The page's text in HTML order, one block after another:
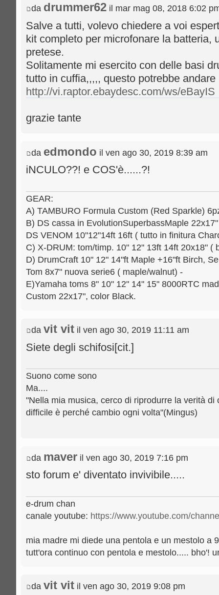
da drummer62 il mar mag 08, 2018 6:02
Salve a tutti, volevo chiedere a voi
kit completo per microfonare la batteria,
pretese.
Solitamente mi esercito con delle basi
tutto in cuffia,,,,, questo potrebbe andare
http://vi.raptor.ebaydesc.com/ws/
grazie tante
da edmondo il ven ago 30, 2019 8:39 am
iNCULO??! e COS'è......?!
GEAR:
A) TAMBURO Formula Custom (Red Sparkle)
B) DS cassa in EvolutionSuperbassMaple
DS VENOM 10"12"14ft 16ft ( tutto in finitura
C) X-DRUM: tom/timp. 10" 12" 13ft 14ft 20x18" (
D) DrumCraft 10" 12" 14"ft Maple +16"ft Birch,
Tom 8x7" nuova serie6 ( maple/walnut) -
E)Yamaha toms 8" 10" 12" 14" 15" 8000RTC
Custom 22x17", color Black.
da vit vit il ven ago 30, 2019 11:11 am
Siete degli schifosi[cit.]
Suono come sono
Ma....
"Nella mia musica, cerco di riprodurre la verità
difficile è perché cambio ogni volta"(Mingus)
da maver il ven ago 30, 2019 7:16 pm
sto forum e' diventato invivibile.....
e-drum chan
canale youtube: https://www.youtube.com/
mia madre mi diede una pentola e un mestolo a
tutt'ora continuo con pentola e mestolo..... bho'!
da vit vit il ven ago 30, 2019 9:08 pm